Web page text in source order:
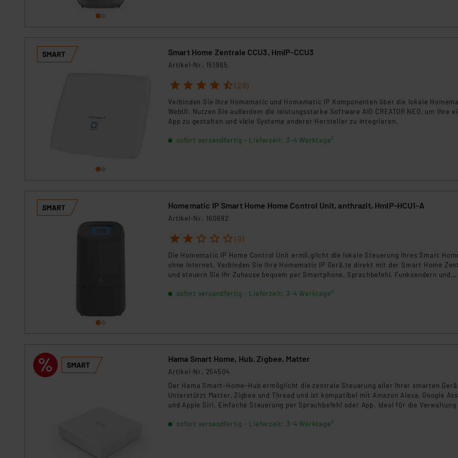
Kommission sowie einer eigenen Beurteilung der mit der Datenübermittlung, insbesondere
Daten, verbundenen Risiken.“
Impressum|Datenschutzerklärung
Smart Home Zentrale CCU3, HmIP-CCU3
Artikel-Nr. 151965
1 2 3 4 5 (28)
Verbinden Sie Ihre Homematic und Homematic IP Komponenten über die lokale
WebUI. Nutzen Sie außerdem die leistungsstarke Software AIO CREATOR NEO, um Ihre
App zu gestalten und viele Systeme anderer Hersteller zu integrieren.
sofort versandfertig - Lieferzeit: 3-4 Werktage²
Homematic IP Smart Home Home Control Unit, anthrazit, HmIP-HCU1-A
Artikel-Nr. 160692
1 2 3 4 5 (9)
Die Homematic IP Home Control Unit ermö,glicht die lokale Steuerung Ihres Smart
ohne Internet. Verbinden Sie Ihre Homematic IP Gerä,te direkt mit der Smart Home
und steuern Sie Ihr Zuhause bequem per Smartphone, Sprachbefehl, Funksendern und
zukunftssicheren Zentrale.
sofort versandfertig - Lieferzeit: 3-4 Werktage²
Hama Smart Home, Hub, Zigbee, Matter
Artikel-Nr. 254504
Der Hama Smart-Home-Hub ermöglicht die zentrale Steuerung aller Ihrer smarten
Unterstützt Matter, Zigbee und Thread und ist kompatibel mit Amazon Alexa, Google
und Apple Siri. Einfache Steuerung per Sprachbefehl oder App. Ideal für die Verwaltung
sofort versandfertig - Lieferzeit: 3-4 Werktage²